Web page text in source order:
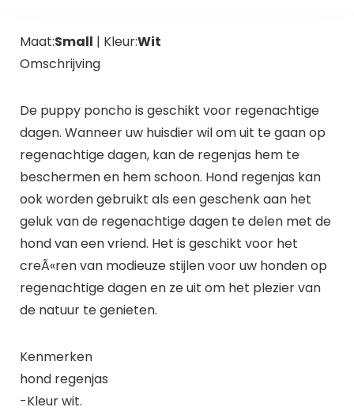
Maat:Small | Kleur:Wit
Omschrijving
De puppy poncho is geschikt voor regenachtige
dagen. Wanneer uw huisdier wil om uit te gaan op
regenachtige dagen, kan de regenjas hem te
beschermen en hem schoon. Hond regenjas kan
ook worden gebruikt als een geschenk aan het
geluk van de regenachtige dagen te delen met de
hond van een vriend. Het is geschikt voor het
creÃ«ren van modieuze stijlen voor uw honden op
regenachtige dagen en ze uit om het plezier van
de natuur te genieten.
Kenmerken
hond regenjas
-Kleur wit.